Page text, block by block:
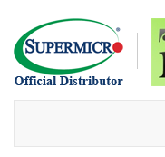
Skip
to
content